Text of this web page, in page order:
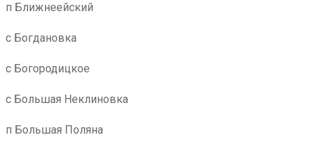
п Ближнеейский
с Богдановка
с Богородицкое
с Большая Неклиновка
п Большая Поляна